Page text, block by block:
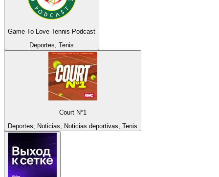
Game To Love Tennis Podcast
Deportes, Tenis
Court N°1
Deportes, Noticias, Noticias deportivas, Tenis